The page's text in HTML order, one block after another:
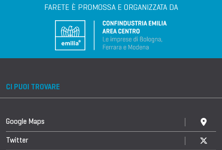
FARETE È PROMOSSA E ORGANIZZATA DA
CI PUOI TROVARE
Google Maps
Twitter